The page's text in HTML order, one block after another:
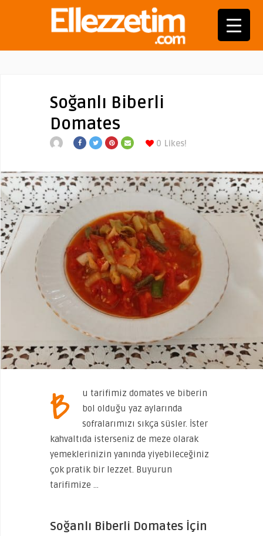
Soğanlı Biberli
Domates
0 Likes!
B
u tarifimiz domates ve biberin
bol olduğu yaz aylarında
sofralarımızı sıkça süsler. İster
kahvaltıda isterseniz de meze olarak
yemeklerinizin yanında yiyebileceğiniz
çok pratik bir lezzet. Buyurun
tarifimize …
Soğanlı Biberli Domates İçin